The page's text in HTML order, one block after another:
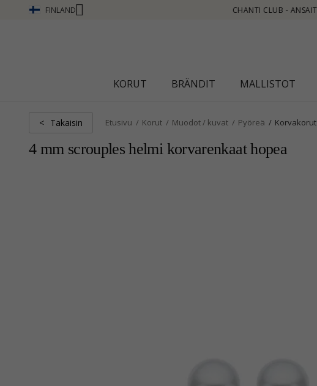
FINLAND
CLUB - ANSAITSE PISTEITÄ KATSO LISÄÄ - NAPSAUTA TÄSTÄ
KORUT BRÄNDIT MALLISTOT
< Takaisin Etusivu Korut Muodot / kuvat Pyöreä Korvakorut
4 mm scrouples helmi korvarenkaat hopea